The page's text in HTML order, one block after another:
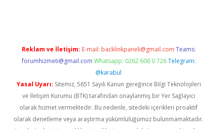
Reklam ve İletişim: E-mail: backlinkpaneli@gmail.com Teams:
forumhizmeti@gmail.com Whatsapp: 0262 606 0 726 Telegram:
@karabul
Yasal Uyarı: Sitemiz, 5651 Sayılı Kanun gereğince Bilgi Teknolojileri
ve İletişim Kurumu (BTK) tarafından onaylanmış bir Yer Sağlayıcı
olarak hizmet vermektedir. Bu nedenle, sitedeki içerikleri proaktif
olarak denetleme veya araştırma yükümlülüğümüz bulunmamaktadır.